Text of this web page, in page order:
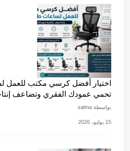
اختيار أفضل كرسي مكتب للعمل
تحمي عمودك الفقري وتضاعف
بواسطة salma
15 يوليو، 2026